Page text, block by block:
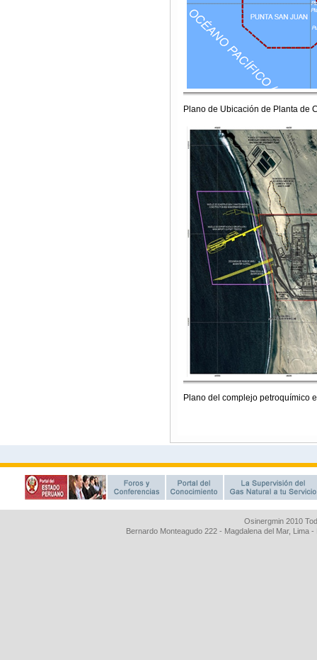
Osinergmin 2010
Bernardo Monteagudo 222 - Magdalena del Mar, Lima